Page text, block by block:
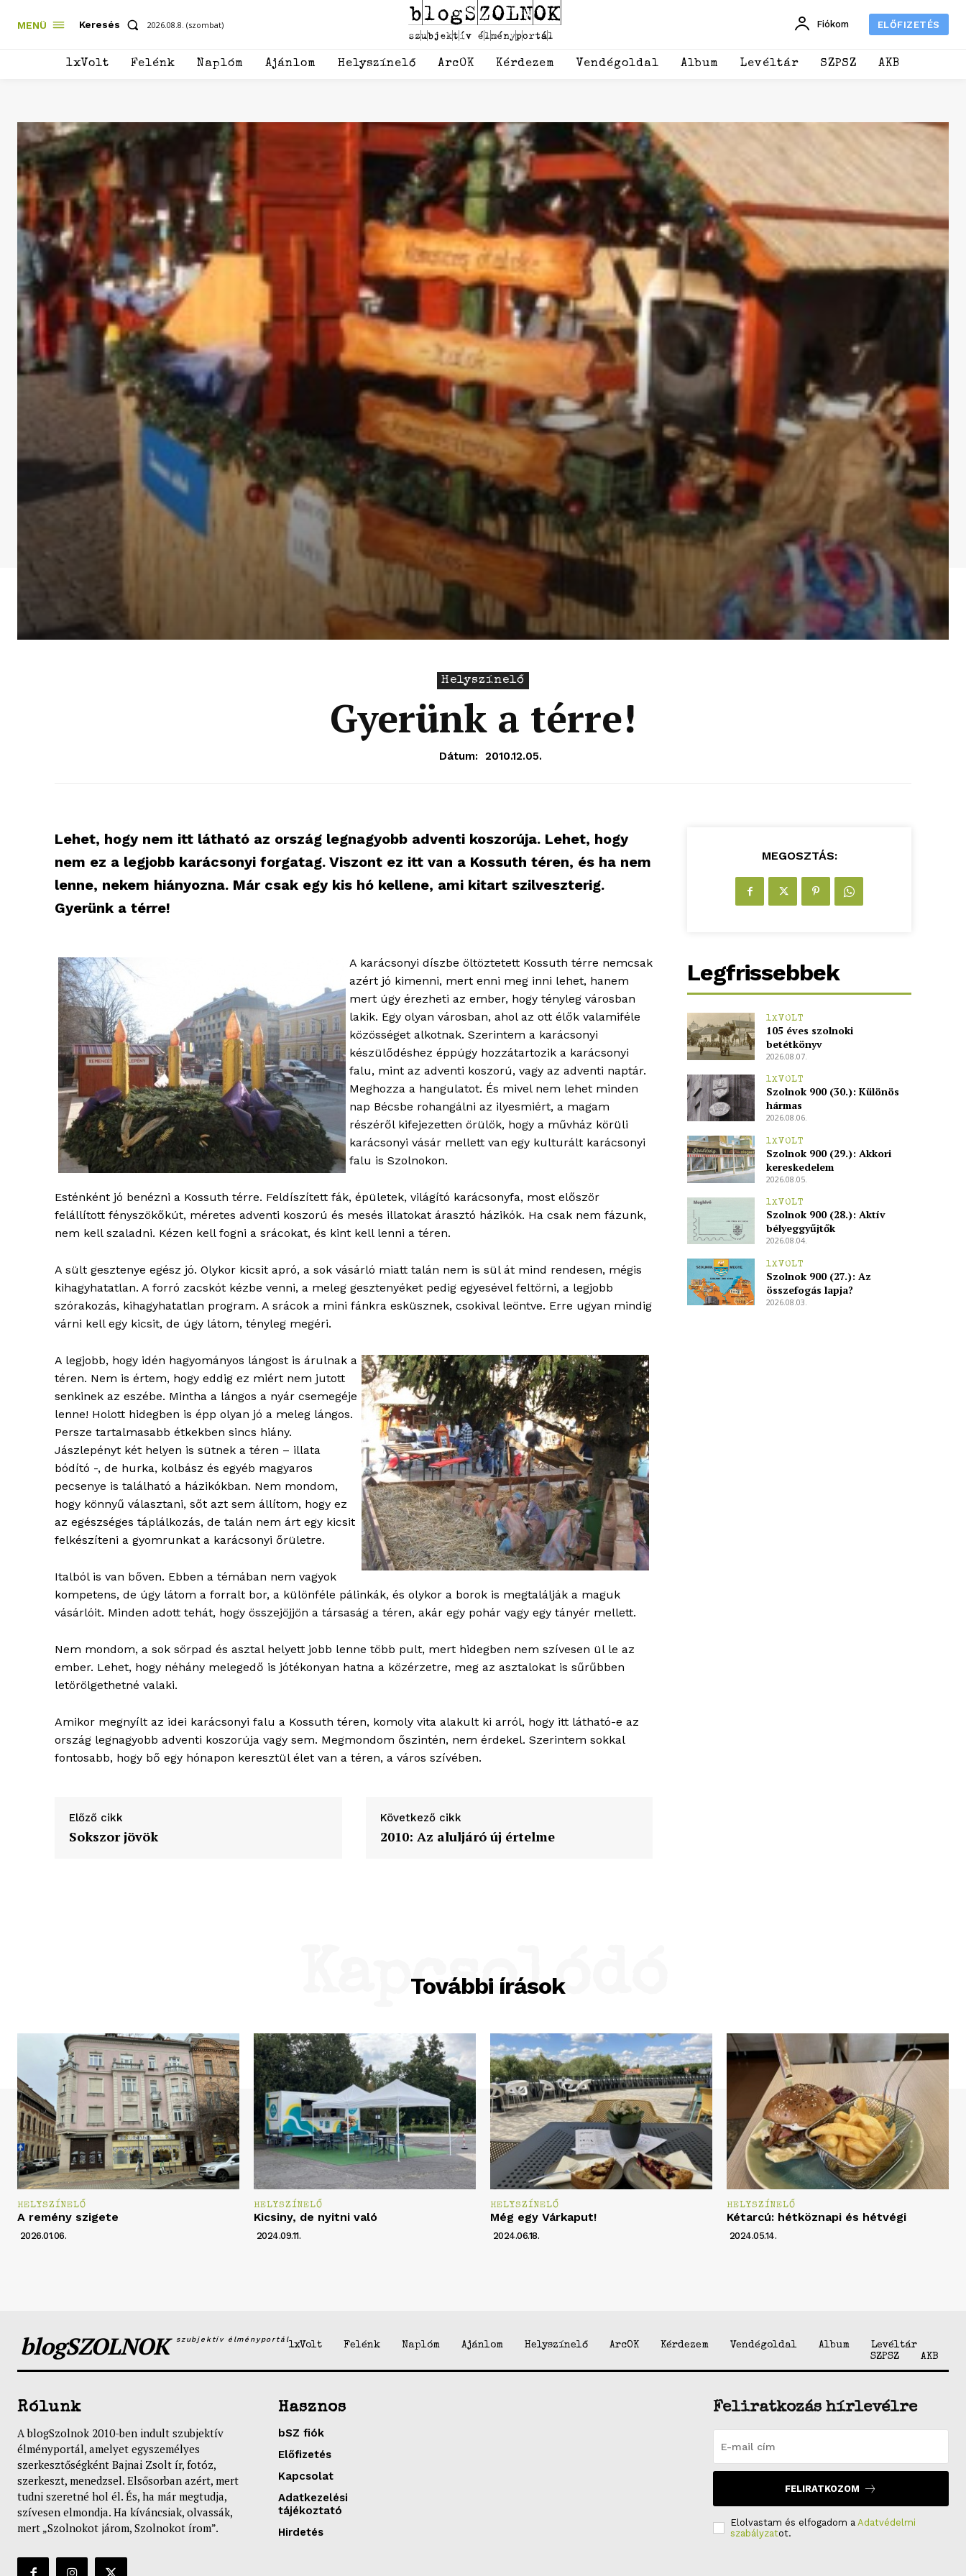
blogSZOLNOK
szubjektív
ELŐFIZETÉS
Hasznos
bSZ fiók
Adatkezelési tájékoztató
Hirdetés
MENÜ Keresés 2026.08.8. (szombat) Fiókom ELŐFIZETÉS
1xVolt Felénk Naplóm Ajánlom Helyszínelő ArcOK Kérdezem Vendégoldal Album Levéltár SZPSZ AKB
Helyszínelő
Gyerünk a térre!
Dátum: 2010.12.05.
Lehet, hogy nem itt látható az ország legnagyobb adventi koszorúja. Lehet, hogy
nem ez a legjobb karácsonyi forgatag. Viszont ez itt van a Kossuth téren, és ha nem
lenne, nekem hiányozna. Már csak egy kis hó kellene, ami kitart szilveszterig.
Gyerünk a térre!
A karácsonyi díszbe öltöztetett Kossuth térre nemcsak
azért jó kimenni, mert enni meg inni lehet, hanem
mert úgy érezheti az ember, hogy tényleg városban
lakik. Egy olyan városban, ahol az ott élők valamiféle
közösséget alkotnak. Szerintem a karácsonyi
készülődéshez éppúgy hozzátartozik a karácsonyi
falu, mint az adventi koszorú, vagy az adventi naptár.
Meghozza a hangulatot. És mivel nem lehet minden
nap Bécsbe rohangálni az ilyesmiért, a magam
részéről kifejezetten örülök, hogy a művház körüli
karácsonyi vásár mellett van egy kulturált karácsonyi
falu is Szolnokon.
Esténként jó benézni a Kossuth térre. Feldíszített fák, épületek, világító karácsonyfa, most először
felállított fényszökőkút, méretes adventi koszorú és mesés illatokat árasztó házikók. Ha csak nem fázunk,
nem kell szaladni. Kézen kell fogni a srácokat, és kint kell lenni a téren.
A sült gesztenye egész jó. Olykor kicsit apró, a sok vásárló miatt talán nem is sül át mind rendesen, mégis
kihagyhatatlan. A forró zacskót kézbe venni, a meleg gesztenyéket pedig egyesével feltörni, a legjobb
szórakozás, kihagyhatatlan program. A srácok a mini fánkra esküsznek, csokival leöntve. Erre ugyan mindig
várni kell egy kicsit, de úgy látom, tényleg megéri.
A legjobb, hogy idén hagyományos lángost is árulnak a
téren. Nem is értem, hogy eddig ez miért nem jutott
senkinek az eszébe. Mintha a lángos a nyár csemegéje
lenne! Holott hidegben is épp olyan jó a meleg lángos.
Persze tartalmasabb étkekben sincs hiány.
Jászlepényt két helyen is sütnek a téren – illata
bódító -, de hurka, kolbász és egyéb magyaros
pecsenye is található a házikókban. Nem mondom,
hogy könnyű választani, sőt azt sem állítom, hogy ez
az egészséges táplálkozás, de talán nem árt egy kicsit
felkészíteni a gyomrunkat a karácsonyi őrületre.
Italból is van bőven. Ebben a témában nem vagyok
kompetens, de úgy látom a forralt bor, a különféle pálinkák, és olykor a borok is megtalálják a maguk
vásárlóit. Minden adott tehát, hogy összejöjjön a társaság a téren, akár egy pohár vagy egy tányér mellett.
Nem mondom, a sok sörpad és asztal helyett jobb lenne több pult, mert hidegben nem szívesen ül le az
ember. Lehet, hogy néhány melegedő is jótékonyan hatna a közérzetre, meg az asztalokat is sűrűbben
letörölgethetné valaki.
Amikor megnyílt az idei karácsonyi falu a Kossuth téren, komoly vita alakult ki arról, hogy itt látható-e az
ország legnagyobb adventi koszorúja vagy sem. Megmondom őszintén, nem érdekel. Szerintem sokkal
fontosabb, hogy bő egy hónapon keresztül élet van a téren, a város szívében.
Előző cikk
Sokszor jövök
Következő cikk
2010: Az aluljáró új értelme
MEGOSZTÁS:
Legfrissebbek
1XVOLT
105 éves szolnoki
betétkönyv
2026.08.07.
1XVOLT
Szolnok 900 (30.): Különös
hármas
2026.08.06.
1XVOLT
Szolnok 900 (29.): Akkori
kereskedelem
2026.08.05.
1XVOLT
Szolnok 900 (28.): Aktív
bélyeggyűjtők
2026.08.04.
1XVOLT
Szolnok 900 (27.): Az
összefogás lapja?
2026.08.03.
További írások
Kapcsolódó
HELYSZÍNELŐ
A remény szigete
2026.01.06.
HELYSZÍNELŐ
Kicsiny, de nyitni való
2024.09.11.
HELYSZÍNELŐ
Még egy Várkaput!
2024.06.18.
HELYSZÍNELŐ
Kétarcú: hétköznapi és hétvégi
2024.05.14.
blogSZOLNOK szubjektív élményportál
1xVolt Felénk Naplóm Ajánlom Helyszínelő ArcOK Kérdezem Vendégoldal Album
Levéltár
SZPSZ
AKB
Rólunk
A blogSzolnok 2010-ben indult szubjektív
élményportál, amelyet egyszemélyes
szerkesztőségként Bajnai Zsolt ír, fotóz,
szerkeszt, menedzsel. Elsősorban azért, mert
tudni szeretné hol él. És, ha már megtudja,
szívesen elmondja. Ha kíváncsiak, olvassák,
mert „Szolnokot járom, Szolnokot írom”.
Hasznos
bSZ fiók
Előfizetés
Kapcsolat
Adatkezelési
tájékoztató
Hirdetés
Feliratkozás hírlevélre
FELIRATKOZOM
Elolvastam és elfogadom a Adatvédelmi
szabályzatot.